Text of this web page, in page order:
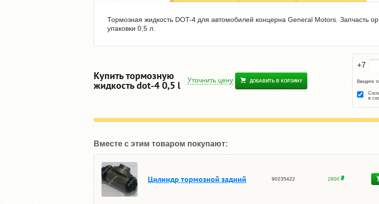
Тормозная жидкость DOT-4 для автомобилей концерна General Motors. Запчасть
упаковки 0,5 л.
Купить тормозную
жидкость dot-4 0,5 l Уточнить цену ДОБАВИТЬ В КОРЗИНУ
+7
Введите
в
Вместе с этим товаром покупают:
Цилиндр тормозной задний 90235422 2800